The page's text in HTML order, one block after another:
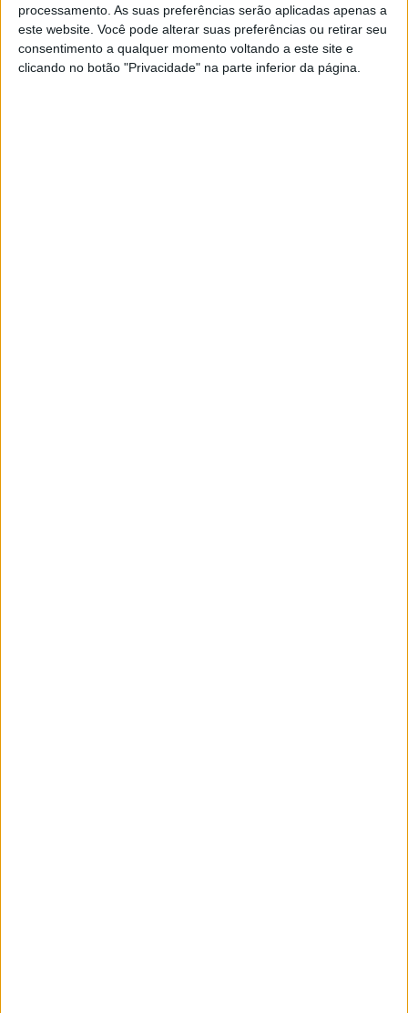
processamento. As suas preferências serão aplicadas apenas a
este website. Você pode alterar suas preferências ou retirar seu
consentimento a qualquer momento voltando a este site e
clicando no botão "Privacidade" na parte inferior da página.